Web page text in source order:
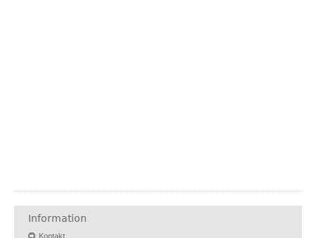
Information
Kontakt